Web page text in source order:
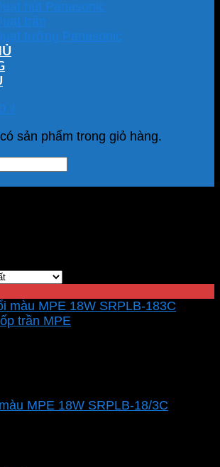
hút Panasonic
trần
tường Panasonic
0 ₫
sản phẩm trong giỏ hàng.
MPE 18W SRPLB-18/3C